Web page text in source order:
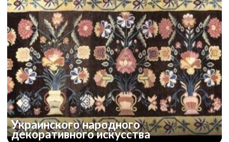
Украинского народного
декоративного искусства